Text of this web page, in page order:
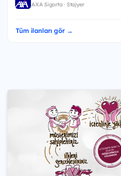
AXA Sigorta · Stajyer
Tüm ilanları gör →